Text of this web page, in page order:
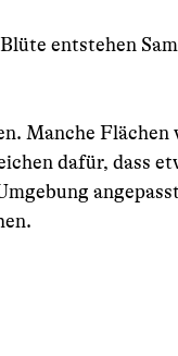
entstehen
Manche Flächen
dafür, dass